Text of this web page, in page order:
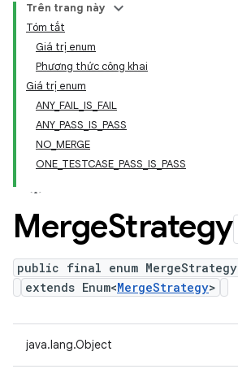
Trên trang này
Tóm tắt
Giá trị enum
Phương thức công khai
Giá trị enum
ANY_FAIL_IS_FAIL
ANY_PASS_IS_PASS
NO_MERGE
ONE_TESTCASE_PASS_IS_PASS
MergeStrategy
public final enum MergeStrategy
extends Enum<MergeStrategy>
java.lang.Object